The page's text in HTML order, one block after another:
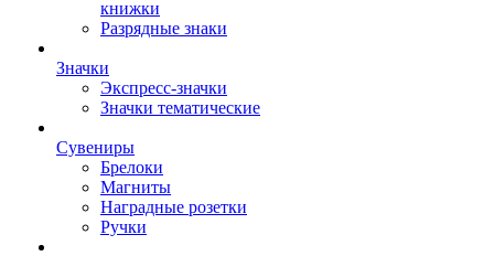
книжки
Разрядные знаки
Значки
Экспресс-значки
Значки тематические
Сувениры
Брелоки
Магниты
Наградные розетки
Ручки